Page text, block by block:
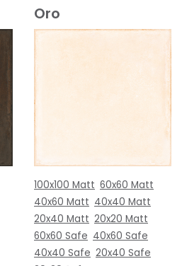
Oro
100x100 Matt 60x60 Matt
40x60 Matt 40x40 Matt
20x40 Matt 20x20 Matt
60x60 Safe 40x60 Safe
40x40 Safe 20x40 Safe